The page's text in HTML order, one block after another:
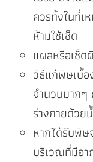
ควรทิ้งในที่เ
ห้ามใช้เช็ด
แผลหรือเช็
วิธีแก้พิษเบื้
จำนวนมากๆ
ร่างกายด้วย
หากได้รับพิ
บริเวณที่มีอา